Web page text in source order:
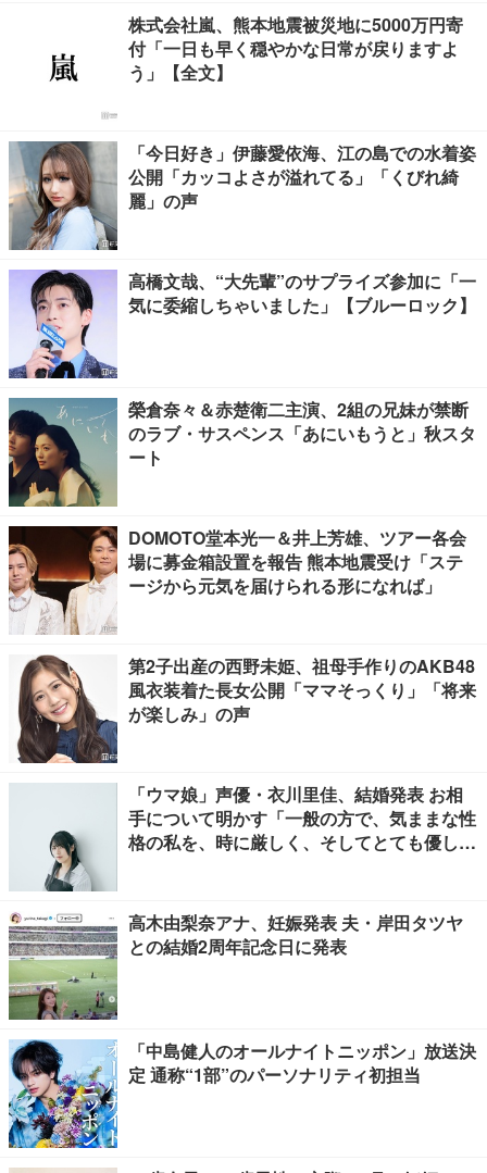
株式会社嵐、熊本地震被災地に5000万円寄
付「一日も早く穏やかな日常が戻りますよ
う」【全文】
「今日好き」伊藤愛依海、江の島での水着姿
公開「カッコよさが溢れてる」「くびれ綺
麗」の声
高橋文哉、“大先輩”のサプライズ参加に「一
気に委縮しちゃいました」【ブルーロック】
榮倉奈々＆赤楚衛二主演、2組の兄妹が禁断
のラブ・サスペンス「あにいもうと」秋スタ
ート
DOMOTO堂本光一＆井上芳雄、ツアー各会
場に募金箱設置を報告 熊本地震受け「ステ
ージから元気を届けられる形になれば」
第2子出産の西野未姫、祖母手作りのAKB48
風衣装着た長女公開「ママそっくり」「将来
が楽しみ」の声
「ウマ娘」声優・衣川里佳、結婚発表 お相
手について明かす「一般の方で、気ままな性
格の私を、時に厳しく、そしてとても優し
高木由梨奈アナ、妊娠発表 夫・岸田タツヤ
との結婚2周年記念日に発表
「中島健人のオールナイトニッポン」放送決
定 通称“1部”のパーソナリティ初担当